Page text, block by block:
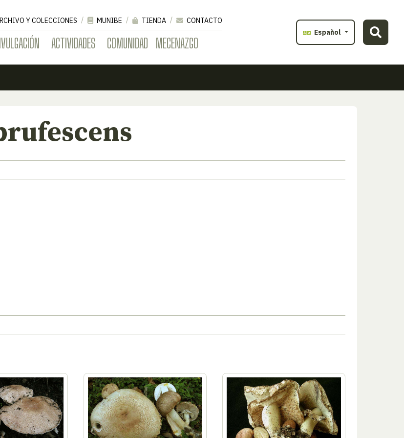
ACTIVIDADES COMUNIDAD MECENAZGO
Y COLECCIONES MUNIBE TIENDA
CONTACTO
Español